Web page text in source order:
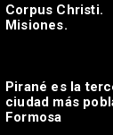
Corpus Christi.
Misiones.
Pirané es la
ciudad más
Formosa